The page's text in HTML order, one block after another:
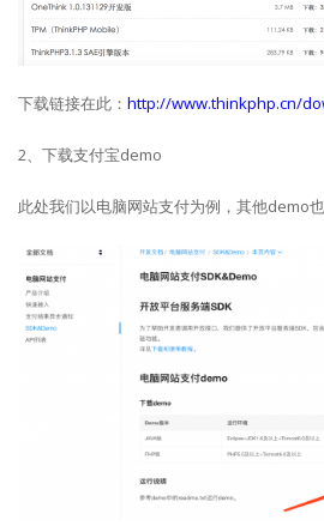
下载链接在此： http://www.thinkphp.cn/
2、下载支付宝demo
此处我们以电脑网站支付为例，其他demo